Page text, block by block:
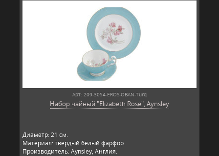
Арт: 209-3054-EROS-OBAN-Turq
Набор чайный "Elizabeth Rose", Aynsley
Диаметр: 21 см.
Материал: твердый белый фарфор.
Производитель: Aynsley, Англия.